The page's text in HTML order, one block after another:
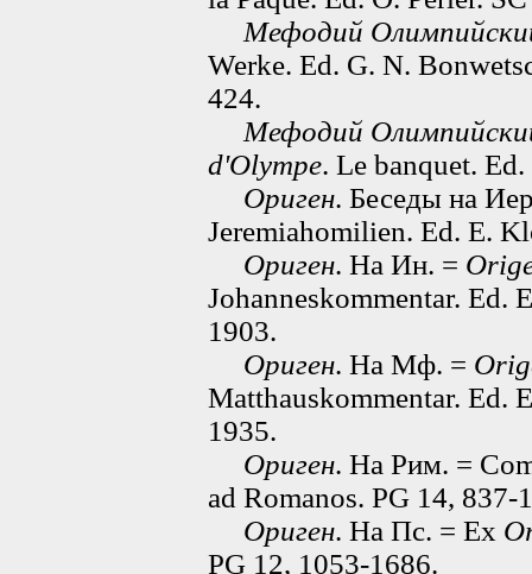
Мефодий
Werke. Ed. G. N.
424.
Мефодий
d'Olympe. Le banquet.
Ориген. Беседы на
Jeremiahomilien. Ed. E.
Ориген. На Ин. =
Johanneskommentar. Ed.
1903.
Ориген. На Мф. =
Matthauskommentar. Ed.
1935.
Ориген. На Рим. =
ad Romanos. PG 14, 837-
Ориген. На Пс. = Ex
PG 12, 1053-1686.